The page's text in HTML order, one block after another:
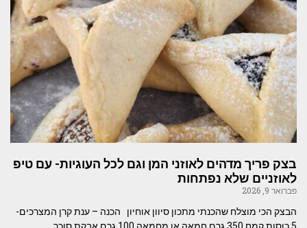
בצק פריך מדהים לאוזני המן וגם לכל העוגיות- עם טיפ
לאוזניים שלא נפתחות
פברואר 9, 2026
הבצק הכי מוצלח שהכנתי מתכון סיוון אוחיון הכנה – ענת קרן המצרכים-